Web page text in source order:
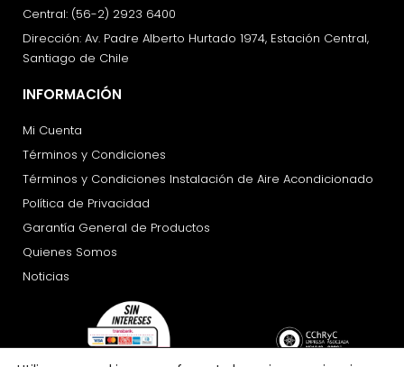
Central: (56-2) 2923 6400
Dirección: Av. Padre Alberto Hurtado 1974, Estación Central,
Santiago de Chile
INFORMACIÓN
Mi Cuenta
Términos y Condiciones
Términos y Condiciones Instalación de Aire Acondicionado
Política de Privacidad
Garantía General de Productos
Quienes Somos
Noticias